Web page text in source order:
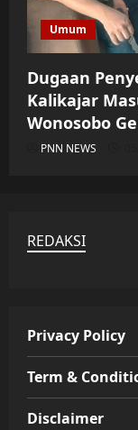
Umum
Dugaan
Kalikajar
Wonosobo
PNN NEWS
REDAKSI
Privacy Policy
Term &
Disclaimer